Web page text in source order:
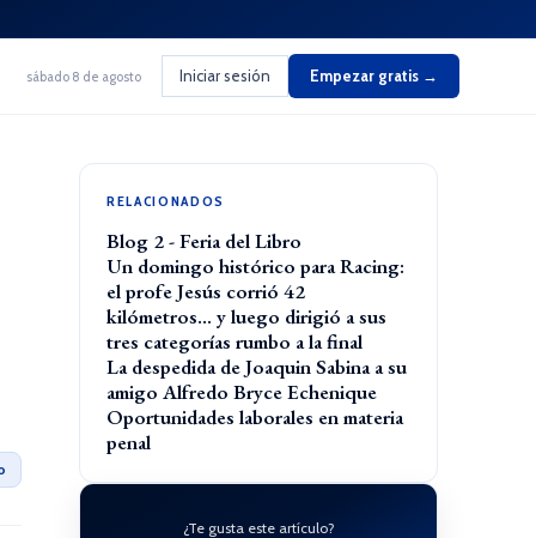
sábado 8 de agosto Iniciar sesión Empezar gratis →
RELACIONADOS
Blog 2 - Feria del Libro
Un domingo histórico para Racing:
el profe Jesús corrió 42
kilómetros… y luego dirigió a sus
tres categorías rumbo a la final
La despedida de Joaquin Sabina a su
amigo Alfredo Bryce Echenique
Oportunidades laborales en materia
penal
¿Te gusta este artículo?